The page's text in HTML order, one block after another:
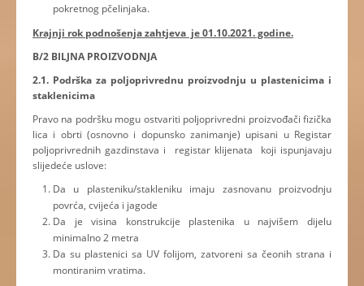
pokretnog pčelinjaka.
Krajnji rok podnošenja zahtjeva je 01.10.2021. godine.
B/2 BILJNA PROIZVODNJA
2.1. Podrška za poljoprivrednu proizvodnju u plastenicima i
staklenicima
Pravo na podršku mogu ostvariti poljoprivredni proizvođači fizička
lica i obrti (osnovno i dopunsko zanimanje) upisani u Registar
poljoprivrednih gazdinstava i registar klijenata koji ispunjavaju
slijedeće uslove:
Da u plasteniku/stakleniku imaju zasnovanu proizvodnju
povrća, cvijeća i jagode
Da je visina konstrukcije plastenika u najvišem dijelu
minimalno 2 metra
Da su plastenici sa UV folijom, zatvoreni sa čeonih strana i
montiranim vratima.